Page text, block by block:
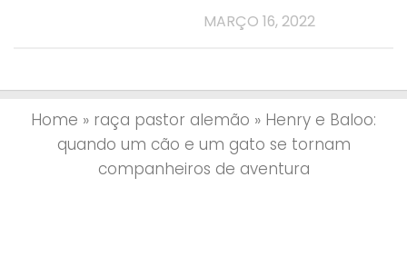
MARÇO 16, 2022
Home » raça pastor alemão » Henry e Baloo:
quando um cão e um gato se tornam
companheiros de aventura